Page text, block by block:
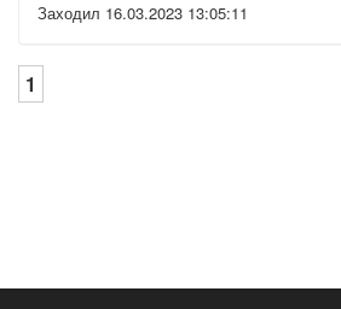
Заходил 16.03.2023 13:05:11
1